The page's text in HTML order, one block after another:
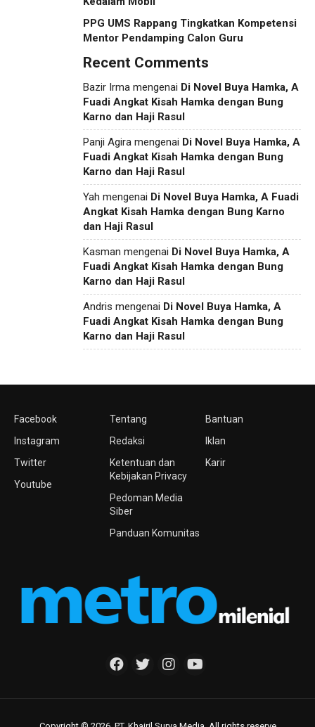
PPG UMS Rappang Tingkatkan Kompetensi
Mentor Pendamping Calon Guru
Recent Comments
Bazir Irma mengenai Di Novel Buya Hamka, A
Fuadi Angkat Kisah Hamka dengan Bung
Karno dan Haji Rasul
Panji Agira mengenai Di Novel Buya Hamka, A
Fuadi Angkat Kisah Hamka dengan Bung
Karno dan Haji Rasul
Yah mengenai Di Novel Buya Hamka, A Fuadi
Angkat Kisah Hamka dengan Bung Karno
dan Haji Rasul
Kasman mengenai Di Novel Buya Hamka, A
Fuadi Angkat Kisah Hamka dengan Bung
Karno dan Haji Rasul
Andris mengenai Di Novel Buya Hamka, A
Fuadi Angkat Kisah Hamka dengan Bung
Karno dan Haji Rasul
Facebook
Instagram
Twitter
Youtube
Tentang
Redaksi
Ketentuan dan
Kebijakan Privacy
Pedoman Media
Siber
Panduan Komunitas
Bantuan
Iklan
Karir